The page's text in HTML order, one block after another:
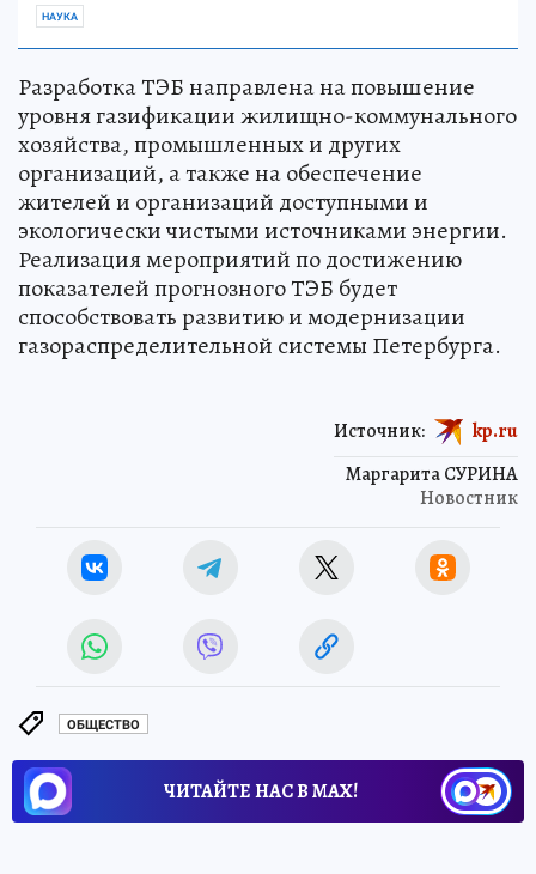
НАУКА
Разработка ТЭБ направлена на повышение
уровня газификации жилищно-коммунального
хозяйства, промышленных и других
организаций, а также на обеспечение
жителей и организаций доступными и
экологически чистыми источниками энергии.
Реализация мероприятий по достижению
показателей прогнозного ТЭБ будет
способствовать развитию и модернизации
газораспределительной системы Петербурга.
Маргарита СУРИНА
Новостник
Источник: kp.ru
ОБЩЕСТВО
ЧИТАЙТЕ НАС В МАХ!